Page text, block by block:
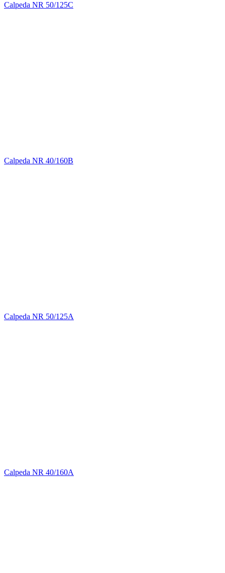
Calpeda NR 50/125C
Calpeda NR 40/160B
Calpeda NR 50/125A
Calpeda NR 40/160A